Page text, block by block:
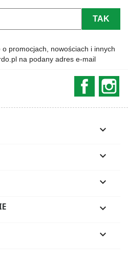
promocjach, nowościach i innych
na podany adres e-mail




